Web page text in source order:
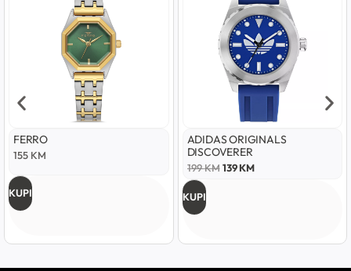
FERRO
155 KM
KUPI
ADIDAS ORIGINALS
DISCOVERER
199KM 139KM
KUPI